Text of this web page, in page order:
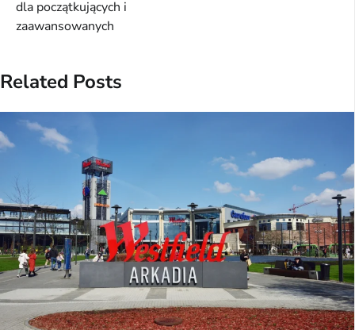
dla początkujących i
zaawansowanych
Related Posts